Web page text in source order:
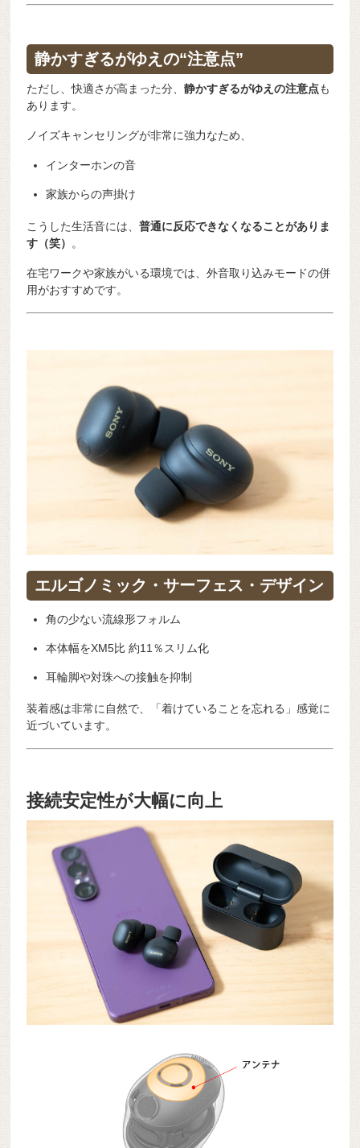
静かすぎるがゆえの“注意点”
ただし、快適さが高まった分、静かすぎるがゆえの注意点も
あります。
ノイズキャンセリングが非常に強力なため、
インターホンの音
家族からの声掛け
こうした生活音には、普通に反応できなくなることがありま
す（笑） 。
在宅ワークや家族がいる環境では、外音取り込みモードの併
用がおすすめです。
エルゴノミック・サーフェス・デザイン
角の少ない流線形フォルム
本体幅をXM5比 約11％スリム化
耳輪脚や対珠への接触を抑制
装着感は非常に自然で、「着けていることを忘れる」感覚に
近づいています。
接続安定性が大幅に向上